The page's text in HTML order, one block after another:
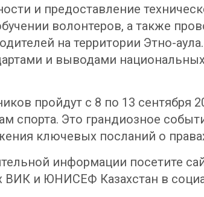
и предоставление
волонтеров, а также
на территории Этно-
и выводами
пройдут с 8 по 13 сентября
спорта. Это грандиозное
ключевых посланий о
информации посетите
ВИК и ЮНИСЕФ Казахстан в